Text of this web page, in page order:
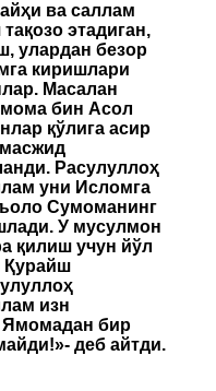
ва саллам
этадиган,
улардан безор
киришлари
Масалан
бин Асол
қўлига асир
Расулуллоҳ
уни Исломга
Сумоманинг
У мусулмон
қилиш учун йўл
Қурайш
изн
Ямомадан бир
деб айтди.